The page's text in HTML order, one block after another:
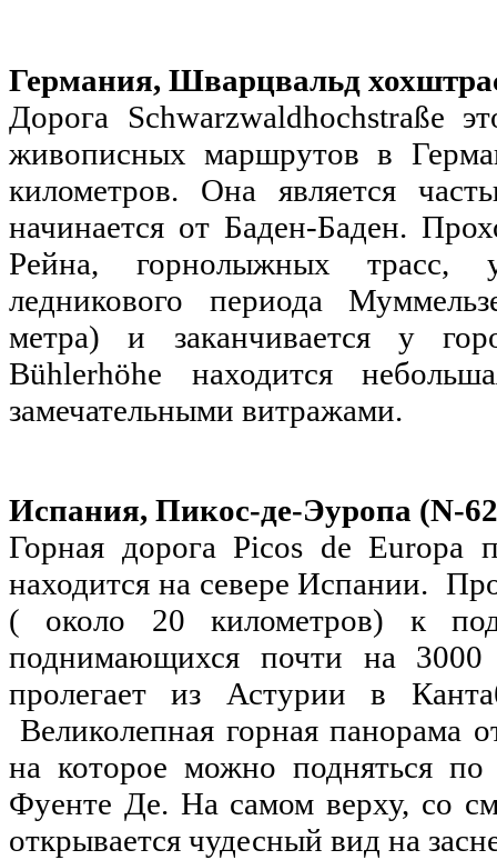
Германия, Шварцвальд
Дорога Schwarzwaldhochstraße
живописных маршрутов в
километров. Она является
начинается от Баден-Баден.
Рейна, горнолыжных трасс,
ледникового периода
метра) и заканчивается у
Bühlerhöhe находится
замечательными витражами.
Испания, Пикос-де-Эуропа (N-
Горная дорога Picos de Europa
находится на севере Испании.
( около 20 километров) к
поднимающихся почти на
пролегает из Астурии в
Великолепная горная панорама
на которое можно подняться по
Фуенте Де. На самом верху, со
открывается чудесный вид на